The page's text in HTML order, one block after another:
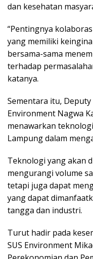
dan kesehatan
“Pentingnya
yang memiliki
bersama-sama
terhadap
katanya.
Sementara itu, Deputy
Environment Nagwa
menawarkan
Lampung dalam
Teknologi yang akan
mengurangi volume
tetapi juga dapat
yang dapat
tangga dan industri.
Turut hadir pada
SUS Environment